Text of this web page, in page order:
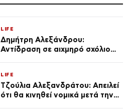
LIFE
Δημήτρη Αλεξάνδρου:
Αντίδραση σε αιχμηρό σχόλιο
LIFE
Τζούλια Αλεξανδράτου: Απειλεί
ότι θα κινηθεί νομικά μετά την